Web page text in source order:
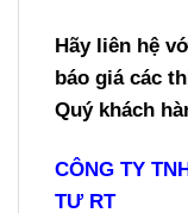
Hãy liên hệ
báo giá các
Quý khách
CÔNG TY
TƯ RT